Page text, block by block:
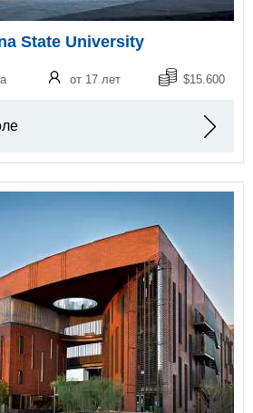
State University
от 17 лет $15.600